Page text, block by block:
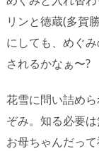
リンと徳蔵(多賀
にしても、めぐ
されるかなぁ〜?
花雪に問い詰め
ぞみ。知る必要
お母ちゃんだっ